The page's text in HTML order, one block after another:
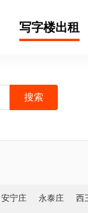
写字楼出租
安宁庄 永泰庄 西